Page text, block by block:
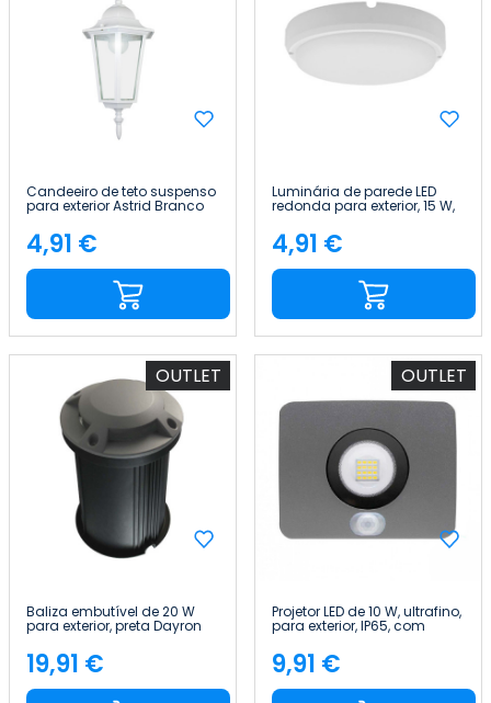
Candeeiro de teto suspenso
para exterior Astrid Branco
Preço
4,91 €
Luminária de parede LED
redonda para exterior, 15 W,
000 h 7hSevenOn Premium
Preço
4,91 €
OUTLET
Baliza embutível de 20 W
para exterior, preta Dayron
Preço
19,91 €
OUTLET
Projetor LED de 10 W, ultrafino,
para exterior, IP65, com
sensor crepuscular e de
movimento, orientável, em
alumínio, 4000 K 7hS
Preço
9,91 €